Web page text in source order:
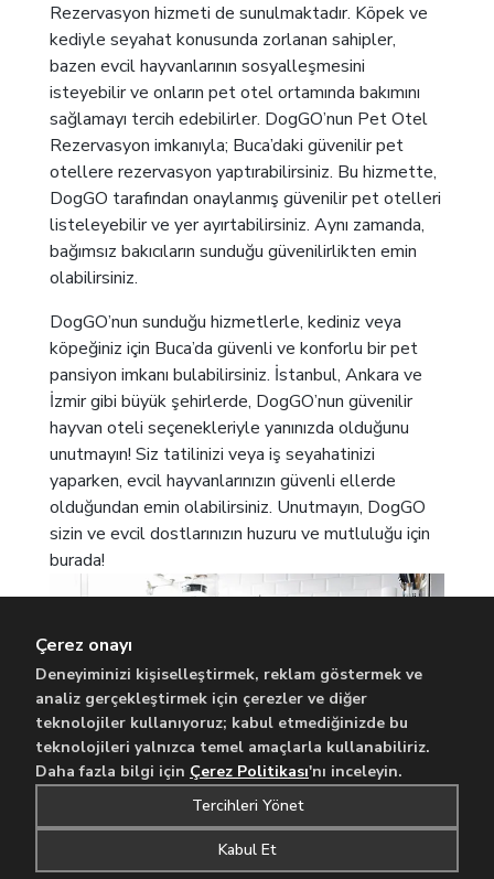
Rezervasyon hizmeti de sunulmaktadır. Köpek ve
kediyle seyahat konusunda zorlanan sahipler,
bazen evcil hayvanlarının sosyalleşmesini
isteyebilir ve onların pet otel ortamında bakımını
sağlamayı tercih edebilirler. DogGO’nun Pet Otel
Rezervasyon imkanıyla; Buca’daki güvenilir pet
otellere rezervasyon yaptırabilirsiniz. Bu hizmette,
DogGO tarafından onaylanmış güvenilir pet otelleri
listeleyebilir ve yer ayırtabilirsiniz. Aynı zamanda,
bağımsız bakıcıların sunduğu güvenilirlikten emin
olabilirsiniz.
DogGO’nun sunduğu hizmetlerle, kediniz veya
köpeğiniz için Buca’da güvenli ve konforlu bir pet
pansiyon imkanı bulabilirsiniz. İstanbul, Ankara ve
İzmir gibi büyük şehirlerde, DogGO’nun güvenilir
hayvan oteli seçenekleriyle yanınızda olduğunu
unutmayın! Siz tatilinizi veya iş seyahatinizi
yaparken, evcil hayvanlarınızın güvenli ellerde
olduğundan emin olabilirsiniz. Unutmayın, DogGO
sizin ve evcil dostlarınızın huzuru ve mutluluğu için
burada!
Çerez onayı
Deneyiminizi kişiselleştirmek, reklam göstermek ve
analiz gerçekleştirmek için çerezler ve diğer
teknolojiler kullanıyoruz; kabul etmediğinizde bu
teknolojileri yalnızca temel amaçlarla kullanabiliriz.
Daha fazla bilgi için Çerez Politikası'nı inceleyin.
Tercihleri Yönet
Kabul Et